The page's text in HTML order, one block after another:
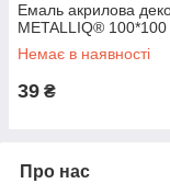
Емаль акрилова
METALLIQ® 100*100
Немає в наявності
39 ₴
Про нас